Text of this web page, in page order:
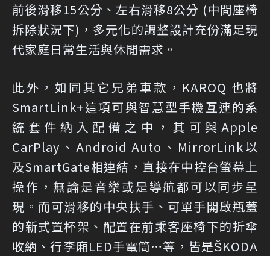
前後滑移15公分、左右滑移8公分 (中間座椅
拆除狀況下)，多元化的調整設計充份滿足現
代家庭日常生活與休閒需求。
此外，如同其它兄弟車款，KAROQ 也將
SmartLink+這項可與智慧型手機互連的系
統套件納入配備之中，其可與Apple
CarPlay、Android Auto、MirrorLink以
及SmartGate相連結，直接在中控台螢幕上
操作，無論是音樂或是導航都可以同步呈
現。而可滑移的中央扶手、可單手開啟瓶蓋
的新式置杯架、配置在前乘客座椅下的折傘
收納、行李廂LED手電筒…等，皆是ŠKODA